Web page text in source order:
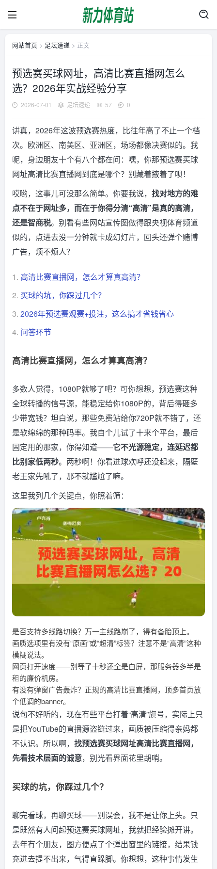
网站首页 > 足坛速递 > 正文
预选赛买球网址，高清比赛直播网怎么
选？2026年实战经验分享
2026-07-01 足坛速递 57 0
讲真，2026年这波预选赛热度，比往年高了不止一个档
次。欧洲区、南美区、亚洲区，场场都像决赛似的。我
呢，身边朋友十个有八个都在问：嘿，你那预选赛买球
网址高清比赛直播网到底是哪个？别藏着掖着了呗！
哎哟，这事儿可没那么简单。你要我说， 找对地方的难
点不在于网址多，而在于你得分清“高清”是真的高清，
还是智商税。别看有些网站宣传图做得跟央视体育频道
似的，点进去没一分钟就卡成幻灯片，回头还弹个赌博
广告，烦不烦人？
1. 高清比赛直播网，怎么才算真高清？
2. 买球的坑，你踩过几个？
3. 2026年预选赛观赛+投注，这么搞才省钱省心
4. 问答环节
高清比赛直播网，怎么才算真高清？
多数人觉得，1080P就够了吧？可你想想，预选赛这种
全球转播的信号源，能稳定给你1080P的，背后得砸多
少带宽钱？坦白说，那些免费站给你720P就不错了，还
是软绵绵的那种码率。我自个儿试了十来个平台，最后
固定用的那家，你得知道——它不光源稳定，连延迟都
比别家低两秒。两秒啊！你看进球欢呼还没起来，隔壁
老王家先吼了，那不就尴尬了嘛。
这里我列几个关键点，你照着筛：
是否支持多线路切换？万一主线路崩了，得有备胎顶上。
画质选项里有没有“原画”或“超清”标签？注意不是“高清”这种
模糊说法。
网页打开速度——别等了十秒还全是白屏，那服务器多半是
租的廉价机房。
有没有弹窗广告轰炸？正规的高清比赛直播网，顶多首页放
个低调的banner。
说句不好听的，现在有些平台打着“高清”旗号，实际上只
是把YouTube的直播源盗链过来，画质被压缩得亲妈都
不认识。所以啊， 找预选赛买球网址高清比赛直播网，
先看技术层面的诚意，别光看界面花里胡哨。
买球的坑，你踩过几个？
聊完看球，再聊买球——别误会，我不是让你上头。只
是既然有人问起预选赛买球网址，我就把经验摊开讲。
去年有个朋友，图方便点了个弹出窗里的链接，结果钱
充进去提不出来，气得直跺脚。你想想，这种事情发生